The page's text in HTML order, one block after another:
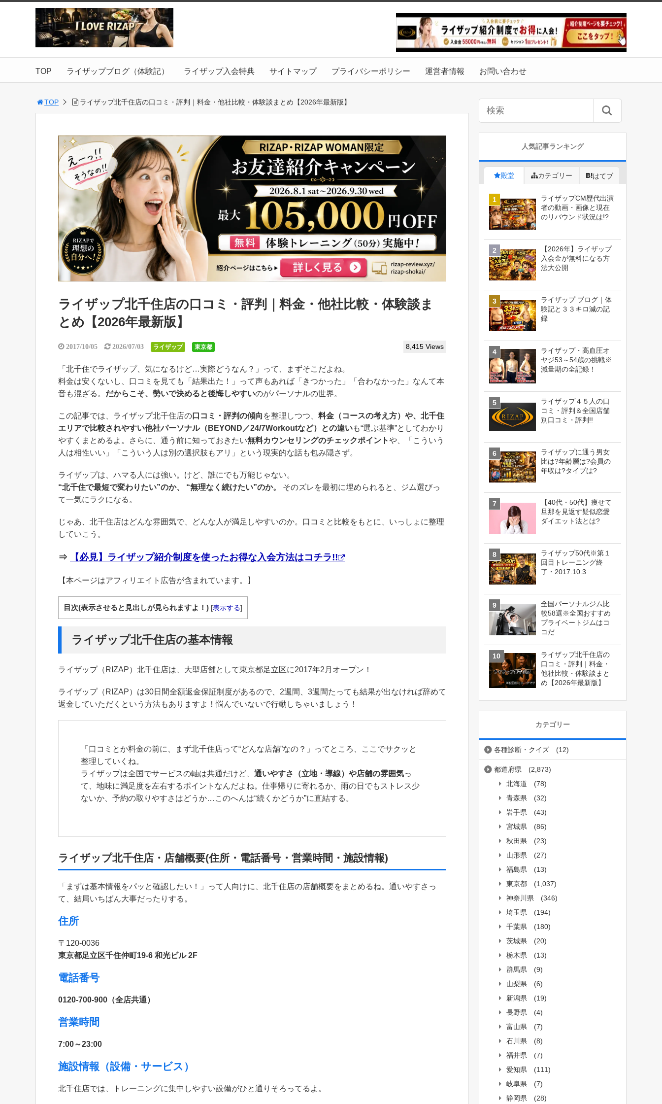
TOP ライザップブログ（体験記） ライザップ入会特典 サイトマップ プライバシーポリシー 運営者情報 お問い合わせ
TOP ライザップ北千住店の口コミ・評判｜料金・他社比較・体験談まとめ【2026年最新版】
ライザップ北千住店の口コミ・評判｜料金・他社比較・体験談ま
とめ【2026年最新版】
2017/10/05 2026/07/03 ライザップ 東京都 8,415 Views
「北千住でライザップ、気になるけど…実際どうなん？」って、まずそこだよね。
料金は安くないし、口コミを見ても「結果出た！」って声もあれば「きつかった」「合わなかった」なんて本
音も混ざる。 だからこそ、勢いで決めると後悔しやすいのがパーソナルの世界。
この記事では、ライザップ北千住店の口コミ・評判の傾向 を整理しつつ、 料金（コースの考え方）や、北千住
エリアで比較されやすい他社パーソナル（BEYOND／24/7Workoutなど）との違いも“選ぶ基準”としてわかり
やすくまとめるよ。さらに、通う前に知っておきたい無料カウンセリングのチェックポイントや、「こういう
人は相性いい」「こういう人は別の選択肢もアリ」という現実的な話も包み隠さず。
ライザップは、ハマる人には強い。けど、誰にでも万能じゃない。
“北千住で最短で変わりたい”のか、 “無理なく続けたい”のか。
そのズレを最初に埋められると、ジム選びっ
て一気にラクになる。
じゃあ、北千住店はどんな雰囲気で、どんな人が満足しやすいのか。口コミと比較をもとに、いっしょに整理
していこう。
⇒ 【必見】ライザップ紹介制度を使ったお得な入会方法はコチラ!!
【本ページはアフィリエイト広告が含まれています。】
目次(表示させると見出しが見られますよ！) [表示する]
ライザップ北千住店の基本情報
ライザップ（RIZAP）北千住店は、大型店舗として東京都足立区に2017年2月オープン！
ライザップ（RIZAP）は30日間全額返金保証制度があるので、2週間、3週間たっても結果が出なければ辞めて
返金していただくという方法もありますよ！悩んでいないで行動しちゃいましょう！
「口コミとか料金の前に、まず北千住店って“どんな店舗”なの？」ってところ、ここでサクッと
整理していくね。
ライザップは全国でサービスの軸は共通だけど、 通いやすさ（立地・導線）や店舗の雰囲気っ
て、地味に満足度を左右するポイントなんだよね。仕事帰りに寄れるか、雨の日でもストレス少
ないか、予約の取りやすさはどうか…このへんは“続くかどうか”に直結する。
ライザップ北千住店・店舗概要(住所・電話番号・営業時間・施設情報)
「まずは基本情報をパッと確認したい！」って人向けに、北千住店の店舗概要をまとめるね。通いやすさっ
て、結局いちばん大事だったりする。
住所
〒120-0036
東京都足立区千住仲町19-6 和光ビル 2F
電話番号
0120-700-900（全店共通）
営業時間
7:00～23:00
施設情報（設備・サービス）
北千住店では、トレーニングに集中しやすい設備がひと通りそろってるよ。
人気記事ランキング
殿堂 カテゴリー はてブ
ライザップCM歴代出演
者の動画・画像と現在
のリバウンド状況は!?
【2026年】ライザップ
入会金が無料になる方
法大公開
ライザップ ブログ｜体
験記と３３キロ減の記
録
ライザップ・高血圧オ
ヤジ53～54歳の挑戦※
減量期の全記録！
ライザップ４５人の口
コミ・評判＆全国店舗
別口コミ・評判!!
ライザップに通う男女
比は?年齢層は?会員の
年収は?タイプは?
【40代・50代】痩せて
旦那を見返す疑似恋愛
ダイエット法とは?
ライザップ50代※第１
回目トレーニング終
了・2017.10.3
全国パーソナルジム比
較58選※全国おすすめ
プライベートジムはコ
コだ
ライザップ北千住店の
口コミ・評判｜料金・
他社比較・体験談まと
め【2026年最新版】
カテゴリー
各種診断・クイズ (12)
都道府県
(2,873)
北海道
(78)
青森県
(32)
岩手県
(43)
宮城県
(86)
秋田県
(23)
山形県
(27)
福島県
(13)
東京都
(1,037)
神奈川県
(346)
埼玉県
(194)
千葉県
(180)
茨城県
(20)
栃木県
(13)
群馬県
(9)
山梨県
(6)
新潟県
(19)
長野県
(4)
富山県
(7)
石川県
(8)
福井県
(7)
愛知県
(111)
岐阜県
(7)
静岡県
(28)